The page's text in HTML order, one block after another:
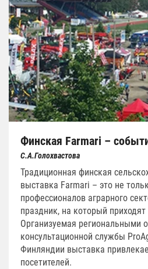
Финская Farmari –
С.А.Голохвастова
Традиционная финская
выставка Farmari – это не
профессионалов аграрного
праздник, на который
Организуемая региональными
консультационной службы
Финляндии выставка
посетителей.